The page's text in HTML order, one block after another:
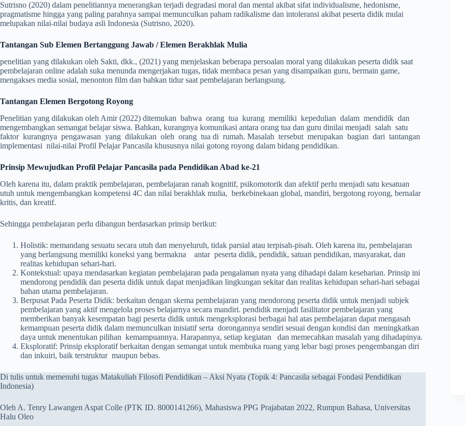
Sutrisno (2020) dalam penelitiannya menerangkan terjadi degradasi moral dan mental akibat sifat individualisme, hedonisme,
pragmatisme hingga yang paling parahnya sampai memunculkan paham radikalisme dan intoleransi akibat peserta didik mulai
melupakan nilai-nilai budaya asli Indonesia (Sutrisno, 2020).
Tantangan Sub Elemen Bertanggung Jawab / Elemen Berakhlak Mulia
penelitian yang dilakukan oleh Sakti, dkk., (2021) yang menjelaskan beberapa persoalan moral yang dilakukan peserta didik saat
pembelajaran online adalah suka menunda mengerjakan tugas, tidak membaca pesan yang disampaikan guru, bermain game,
mengakses media sosial, menonton film dan bahkan tidur saat pembelajaran berlangsung.
Tantangan Elemen Bergotong Royong
Penelitian yang dilakukan oleh Amir (2022) ditemukan bahwa orang tua kurang memiliki kepedulian dalam mendidik dan
mengembangkan semangat belajar siswa. Bahkan, kurangnya komunikasi antara orang tua dan guru dinilai menjadi salah satu
faktor kurangnya pengawasan yang dilakukan oleh orang tua di rumah. Masalah tersebut merupakan bagian dari tantangan
implementasi nilai-nilai Profil Pelajar Pancasila khususnya nilai gotong royong dalam bidang pendidikan.
Prinsip Mewujudkan Profil Pelajar Pancasila pada Pendidikan Abad ke-21
Oleh karena itu, dalam praktik pembelajaran, pembelajaran ranah kognitif, psikomotorik dan afektif perlu menjadi satu kesatuan
utuh untuk mengembangkan kompetensi 4C dan nilai berakhlak mulia, berkebinekaan global, mandiri, bergotong royong, bernalar
kritis, dan kreatif.
Sehingga pembelajaran perlu dibangun berdasarkan prinsip berikut:
Holistik: memandang sesuatu secara utuh dan menyeluruh, tidak parsial atau terpisah-pisah. Oleh karena itu, pembelajaran
yang berlangsung memiliki koneksi yang bermakna antar peserta didik, pendidik, satuan pendidikan, masyarakat, dan
realitas kehidupan sehari-hari.
Kontekstual: upaya mendasarkan kegiatan pembelajaran pada pengalaman nyata yang dihadapi dalam keseharian. Prinsip ini
mendorong pendidik dan peserta didik untuk dapat menjadikan lingkungan sekitar dan realitas kehidupan sehari-hari sebagai
bahan utama pembelajaran.
Berpusat Pada Peserta Didik: berkaitan dengan skema pembelajaran yang mendorong peserta didik untuk menjadi subjek
pembelajaran yang aktif mengelola proses belajarnya secara mandiri. pendidik menjadi fasilitator pembelajaran yang
memberikan banyak kesempatan bagi peserta didik untuk mengeksplorasi berbagai hal atas pembelajaran dapat mengasah
kemampuan peserta didik dalam memunculkan inisiatif serta dorongannya sendiri sesuai dengan kondisi dan meningkatkan
daya untuk menentukan pilihan kemampuannya. Harapannya, setiap kegiatan dan memecahkan masalah yang dihadapinya.
Eksploratif: Prinsip eksploratif berkaitan dengan semangat untuk membuka ruang yang lebar bagi proses pengembangan diri
dan inkuiri, baik terstruktur maupun bebas.
Di tulis untuk memenuhi tugas Matakuliah Filosofi Pendidikan – Aksi Nyata (Topik 4: Pancasila sebagai Fondasi Pendidikan
Indonesia)
Oleh A. Tenry Lawangen Aspat Colle (PTK ID. 8000141266), Mahasiswa PPG Prajabatan 2022, Rumpun Bahasa, Universitas
Halu Oleo